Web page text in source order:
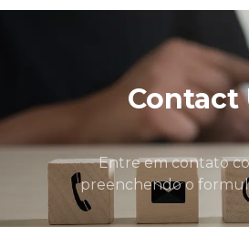
Contact
Entre em contato
preenchendo o